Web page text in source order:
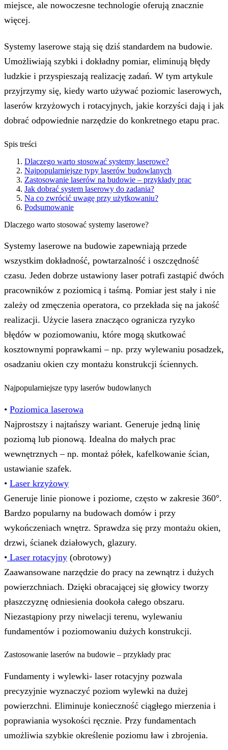
miejsce, ale nowoczesne technologie oferują znacznie
więcej.
Systemy laserowe stają się dziś standardem na budowie.
Umożliwiają szybki i dokładny pomiar, eliminują błędy
ludzkie i przyspieszają realizację zadań. W tym artykule
przyjrzymy się, kiedy warto używać poziomic laserowych,
laserów krzyżowych i rotacyjnych, jakie korzyści dają i jak
dobrać odpowiednie narzędzie do konkretnego etapu prac.
Spis treści
Dlaczego warto stosować systemy laserowe?
Najpopularniejsze typy laserów budowlanych
Zastosowanie laserów na budowie – przykłady prac
Jak dobrać system laserowy do zadania?
Na co zwrócić uwagę przy użytkowaniu?
Podsumowanie
Dlaczego warto stosować systemy laserowe?
Systemy laserowe na budowie zapewniają przede
wszystkim dokładność, powtarzalność i oszczędność
czasu. Jeden dobrze ustawiony laser potrafi zastąpić dwóch
pracowników z poziomicą i taśmą. Pomiar jest stały i nie
zależy od zmęczenia operatora, co przekłada się na jakość
realizacji. Użycie lasera znacząco ogranicza ryzyko
błędów w poziomowaniu, które mogą skutkować
kosztownymi poprawkami – np. przy wylewaniu posadzek,
osadzaniu okien czy montażu konstrukcji ściennych.
Najpopularniejsze typy laserów budowlanych
• Poziomica laserowa
Najprostszy i najtańszy wariant. Generuje jedną linię
poziomą lub pionową. Idealna do małych prac
wewnętrznych – np. montaż półek, kafelkowanie ścian,
ustawianie szafek.
• Laser krzyżowy
Generuje linie pionowe i poziome, często w zakresie 360°.
Bardzo popularny na budowach domów i przy
wykończeniach wnętrz. Sprawdza się przy montażu okien,
drzwi, ścianek działowych, glazury.
• Laser rotacyjny (obrotowy)
Zaawansowane narzędzie do pracy na zewnątrz i dużych
powierzchniach. Dzięki obracającej się głowicy tworzy
płaszczyznę odniesienia dookoła całego obszaru.
Niezastąpiony przy niwelacji terenu, wylewaniu
fundamentów i poziomowaniu dużych konstrukcji.
Zastosowanie laserów na budowie – przykłady prac
Fundamenty i wylewki- laser rotacyjny pozwala
precyzyjnie wyznaczyć poziom wylewki na dużej
powierzchni. Eliminuje konieczność ciągłego mierzenia i
poprawiania wysokości ręcznie. Przy fundamentach
umożliwia szybkie określenie poziomu ław i zbrojenia.